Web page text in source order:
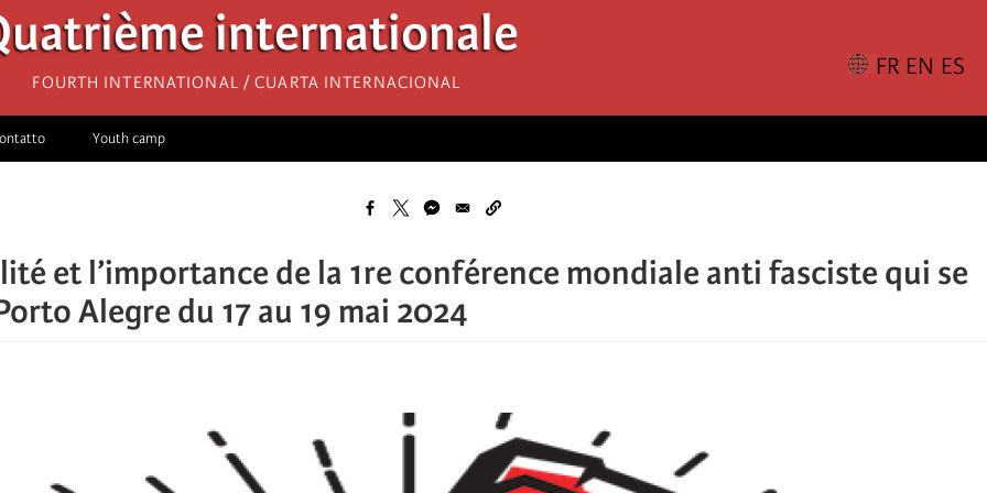
internationale
Fourth International / Cuarta Internacional
Youth camp
et l’importance de la 1re conférence mondiale anti fasciste qui se
Alegre du 17 au 19 mai 2024